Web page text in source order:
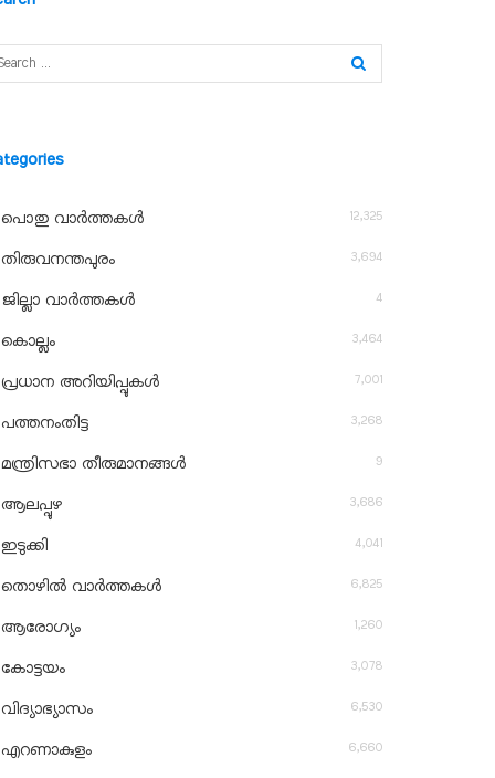
പൊതു വാർത്തകൾ 12,325
തിരുവനന്തപുരം 3,694
ജില്ലാ വാർത്തകൾ 4
കൊല്ലം 3,464
പ്രധാന അറിയിപ്പുകൾ 7,001
പത്തനംതിട്ട 3,268
മന്ത്രിസഭാ തീരുമാനങ്ങൾ 9
ആലപ്പുഴ 3,686
ഇടുക്കി 4,041
തൊഴിൽ വാർത്തകൾ 6,825
ആരോഗ്യം 1,260
കോട്ടയം 3,078
വിദ്യാഭ്യാസം 6,530
എറണാകുളം 6,660